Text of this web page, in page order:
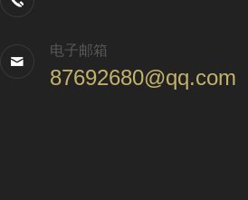
电子邮箱
87692680@qq.com